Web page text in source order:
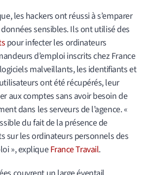
les hackers ont réussi à s’emparer
sensibles. Ils ont utilisé des
pour infecter les ordinateurs
d’emploi inscrits chez France
malveillants, les identifiants et
ont été récupérés, leur
aux comptes sans avoir besoin de
dans les serveurs de l’agence. «
du fait de la présence de
sur les ordinateurs personnels des
», expliqueFrance Travail.